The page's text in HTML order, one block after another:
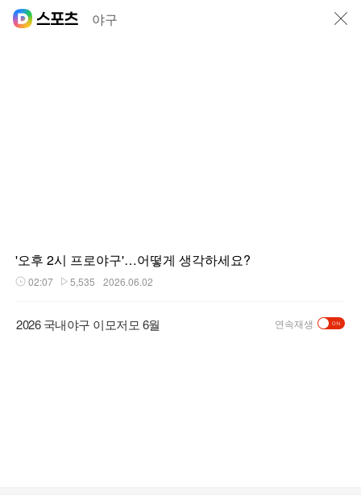
야구
'오후 2시 프로야구'…어떻게 생각하세요?
02:07 5,535 2026.06.02
2026 국내야구 이모저모 6월 연속재생